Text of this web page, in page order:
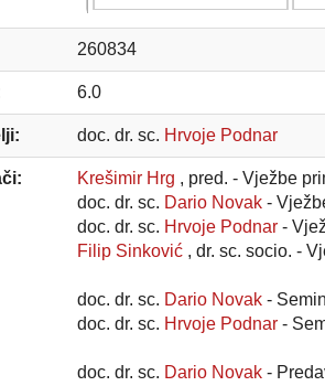
260834
6.0
doc. dr. sc. Hrvoje Podnar
Krešimir Hrg , pred. - Vježbe
doc. dr. sc. Dario Novak -
doc. dr. sc. Hrvoje Podnar -
Filip Sinković , dr. sc. socio. -
doc. dr. sc. Dario Novak -
doc. dr. sc. Hrvoje Podnar -
doc. dr. sc. Dario Novak -